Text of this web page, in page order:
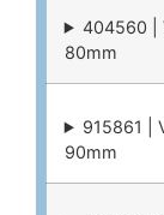
404560 |
80mm
915861 |
90mm